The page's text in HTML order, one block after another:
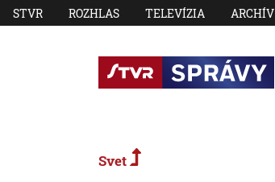
STVR ROZHLAS TELEVÍZIA ARCHÍV
Svet